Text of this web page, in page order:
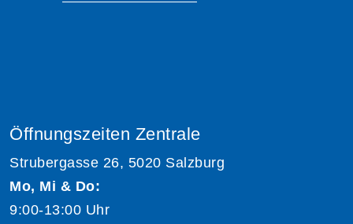
Öffnungszeiten Zentrale
Strubergasse 26, 5020 Salzburg
Mo, Mi & Do:
9:00-13:00 Uhr